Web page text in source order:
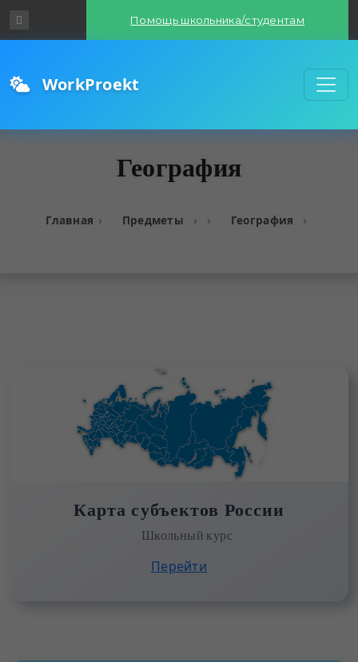
Помощь школьника/студентам
WorkProekt
География
Главная Предметы География
Карта субъектов России
Школьный курс
Перейти